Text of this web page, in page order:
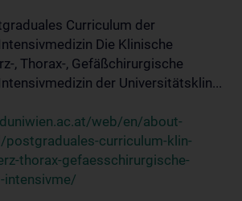
Curriculum der
Die Klinische
, Thorax-, Gefäßchirurgische
der Universitätsklin...
web/en/about-
curriculum-klin-
thorax-gefaesschirurgische-
intensivme/